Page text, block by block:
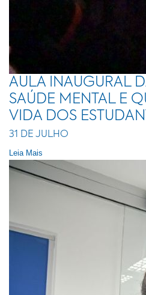
AULA INAUGURAL
SAÚDE MENTAL E
VIDA DOS
31 DE JULHO
Leia Mais